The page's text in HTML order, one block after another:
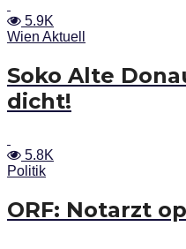
5.9K
Wien Aktuell
Soko Alte
dicht!
5.8K
Politik
ORF: Notarzt